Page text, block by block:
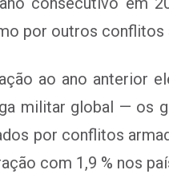
por outros
ao ano anterior
militar global — os
por conflitos
com 1,9 % nos